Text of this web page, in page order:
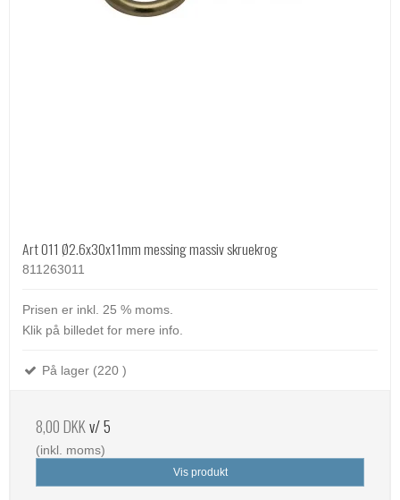
Art 011 Ø2.6x30x11mm messing massiv skruekrog
811263011
Prisen er inkl. 25 % moms.
Klik på billedet for mere info.
På lager (220 )
8,00 DKKv/ 5
(inkl. moms)
Vis produkt